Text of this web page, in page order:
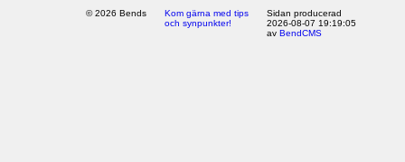
© 2026 Bends
Kom gärna med tips
och synpunkter!
Sidan producerad
2026-08-07 19:19:05
av BendCMS